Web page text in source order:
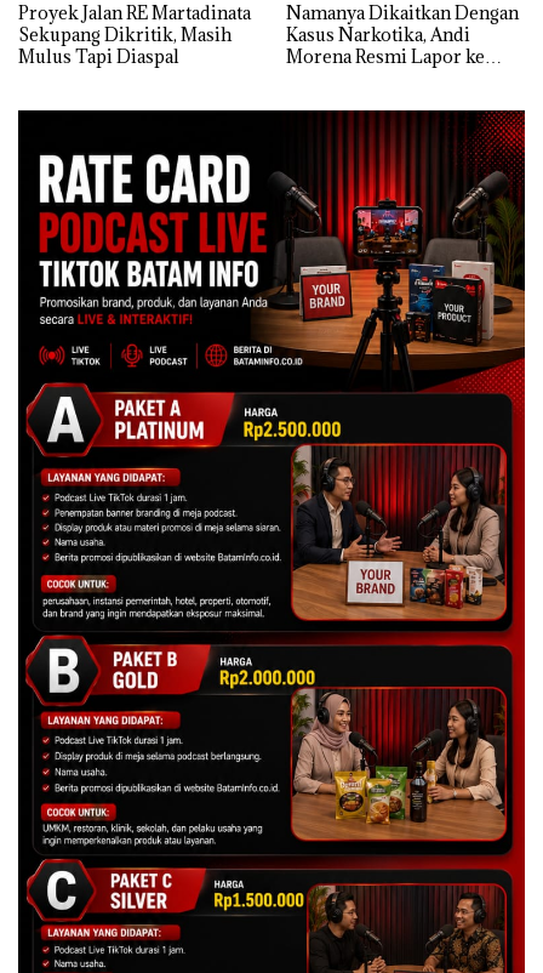
Proyek Jalan RE Martadinata
Sekupang Dikritik, Masih
Mulus Tapi Diaspal
Namanya Dikaitkan Dengan
Kasus Narkotika, Andi
Morena Resmi Lapor ke